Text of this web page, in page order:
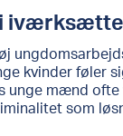
i
ungdoms
kvinder føler
unge mænd
som